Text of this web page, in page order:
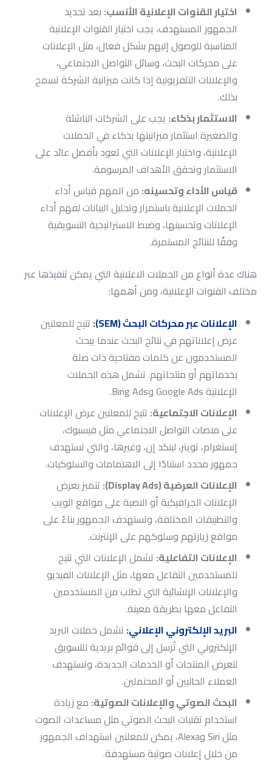
اختيار القنوات الإعلانية الأنسب: بعد تحديد
الجمهور المستهدف، يجب اختيار القنوات الإعلانية
المناسبة للوصول إليهم بشكل فعال، مثل الإعلانات
على محركات البحث، وسائل التواصل الاجتماعي،
والإعلانات التلفزيونية إذا كانت ميزانية الشركة تسمح
بذلك.
الاستثمار بذكاء: يجب على الشركات الناشئة
والصغيرة استثمار ميزانيتها بذكاء في الحملات
الإعلانية، واختيار الإعلانات التي تعود بأفضل عائد على
الاستثمار وتحقق الأهداف المرسومة.
قياس الأداء وتحسينه: من المهم قياس أداء
الحملات الإعلانية باستمرار وتحليل البيانات لفهم أداء
الإعلانات وتحسينها، وضبط الاستراتيجية التسويقية
وفقًا للنتائج المستمرة.
هناك عدة أنواع من الحملات الاعلانية التي يمكن تنفيذها عبر
مختلف القنوات الإعلانية، ومن أهمها:
الإعلانات عبر محركات البحث (SEM):
تتيح للمعلنين
عرض إعلاناتهم في نتائج البحث عندما يبحث
المستخدمون عن كلمات مفتاحية ذات صلة
بخدماتهم أو منتجاتهم. تشمل هذه الحملات
الإعلانية Google Ads وBing Ads.
الإعلانات الاجتماعية: تتيح للمعلنين عرض الإعلانات
على منصات التواصل الاجتماعي مثل فيسبوك،
إنستغرام، تويتر، لينكد إن، وغيرها، والتي تستهدف
جمهور محدد استنادًا إلى الاهتمامات والسلوكيات.
الإعلانات العرضية (Display Ads):
تتميز بعرض
الإعلانات الجرافيكية أو النصية على مواقع الويب
والتطبيقات المختلفة، وتستهدف الجمهور بناءً على
مواقع زيارتهم وسلوكهم على الإنترنت.
الإعلانات التفاعلية: تشمل الإعلانات التي تتيح
للمستخدمين التفاعل معها، مثل الإعلانات الفيديو
والإعلانات الإنشائية التي تطلب من المستخدمين
التفاعل معها بطريقة معينة.
البريد الإلكتروني الإعلاني: تشمل حملات البريد
الإلكتروني التي تُرسل إلى قوائم بريدية للتسويق
لتعرض المنتجات أو الخدمات الجديدة، وتستهدف
العملاء الحاليين أو المحتملين.
البحث الصوتي والإعلانات الصوتية: مع زيادة
استخدام تقنيات البحث الصوتي مثل مساعدات الصوت
مثل Siri وAlexa، يمكن للمعلنين استهداف الجمهور
من خلال إعلانات صوتية مستهدفة.